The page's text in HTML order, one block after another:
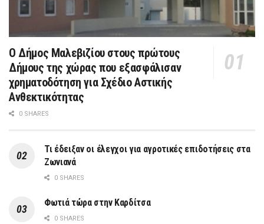
Ο Δήμος Μαλεβιζίου στους πρώτους
Δήμους της χώρας που εξασφάλισαν
χρηματοδότηση για Σχέδιο Αστικής
Ανθεκτικότητας
0 SHARES
Τι έδειξαν οι έλεγχοι για αγροτικές επιδοτήσεις στα
Ζωνιανά
0 SHARES
Φωτιά τώρα στην Καρδίτσα
0 SHARES